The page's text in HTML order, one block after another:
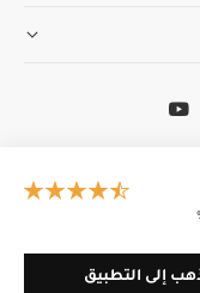
إلى التطبيق